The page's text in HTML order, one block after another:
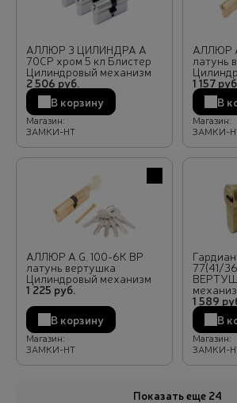
АЛЛЮР 3 ЦИЛИНДРА A
70CP хром 5 кл Блистер
Цилиндровый механизм
2 506 руб.
В корзину
Магазин:
ЗАМКИ-НТ
АЛЛЮР
латунь
1 157
В
Магазин:
ЗАМКИ-
В избранное
АЛЛЮР A.G. 100-6К ВР
латунь вертушка
Цилиндровый механизм
1 225 руб.
В корзину
Магазин:
ЗАМКИ-НТ
77(41/
1 589
В
Магазин:
ЗАМКИ-
Показать еще 24